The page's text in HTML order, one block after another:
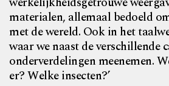
materialen, allemaal bedoeld
met de wereld. Ook in het
waar we naast de verschillende
onderverdelingen meenemen.
er? Welke insecten?’